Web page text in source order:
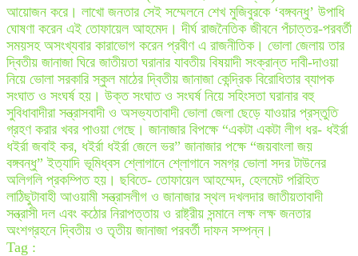
আয়োজন করে। লাখো জনতার সেই সম্মেলনে শেখ মুজিবুরকে ‘বঙ্গবন্ধু’ উপাধি
ঘোষণা করেন এই তোফায়েল আহমেদ। দীর্ঘ রাজনৈতিক জীবনে পঁচাত্তর-পরবর্তী
সময়সহ অসংখ্যবার কারাভোগ করেন প্রবীণ এ রাজনীতিক। ভোলা জেলায় তার
দ্বিতীয় জানাজা ঘিরে জাতীয়তা ঘরানার যাবতীয় বিষয়াদী সংক্রান্ত দাবী-দাওয়া
নিয়ে ভোলা সরকারি স্কুল মাঠের দ্বিতীয় জানাজা কেন্দ্রিক বিরোধিতার ব্যাপক
সংঘাত ও সংঘর্ষ হয়। উক্ত সংঘাত ও সংঘর্ষ নিয়ে সহিংসতা ঘরানার বহু
সুবিধাবাদীরা সন্ত্রাসবাদী ও অসভ্যতাবাদী ভোলা জেলা ছেড়ে যাওয়ার প্রস্তুতি
গ্রহণ করার খবর পাওয়া গেছে। জানাজার বিপক্ষে “একটা একটা লীগ ধর- ধইর্রা
ধইর্রা জবাই কর, ধইর্রা ধইর্রা জেলে ভর” জানাজার পক্ষে “জয়বাংলা জয়
বঙ্গবন্ধু” ইত্যাদি ভূমিধ্বস শ্লোগানে শ্লোগানে সমগ্র ভোলা সদর টাউনের
অলিগলি প্রকম্পিত হয়। ছবিতে- তোফায়েল আহম্মেদ, হেলমেট পরিহিত
লাঠিছুটাবাহী আওয়ামী সন্ত্রাসলীগ ও জানাজার স্থল দখলদার জাতীয়তাবাদী
সন্ত্রাসী দল এবং কঠোর নিরাপত্তায় ও রাষ্ট্রীয় সন্মানে লক্ষ লক্ষ জনতার
অংশগ্রহনে দ্বিতীয় ও তৃতীয় জানাজা পরবর্তী দাফন সম্পন্ন।
Tag :